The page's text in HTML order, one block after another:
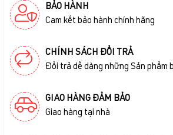
BẢO HÀNH
Cam kết bảo hành chính hãng
CHÍNH SÁCH ĐỔI TRẢ
Đổi trả dễ dàng những Sản phẩm
GIAO HÀNG ĐẢM BẢO
Giao hàng tại nhà